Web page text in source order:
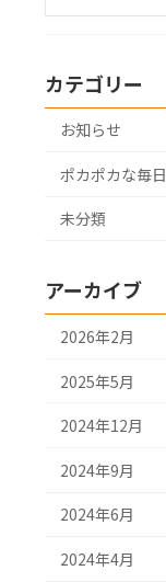
カテゴリー
お知らせ
ポカポカな毎日
未分類
アーカイブ
2026年2月
2025年5月
2024年12月
2024年9月
2024年6月
2024年4月